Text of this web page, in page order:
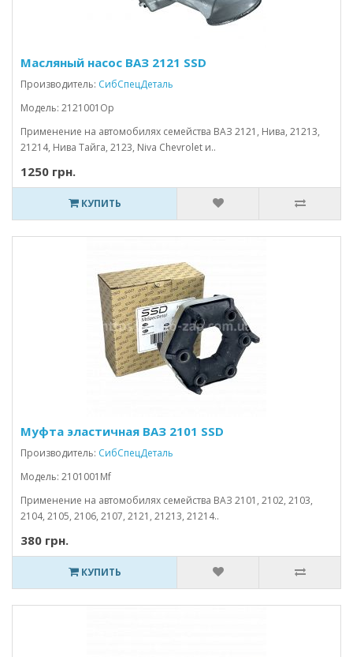
Масляный насос ВАЗ 2121 SSD
Производитель: СибСпецДеталь
Модель: 2121001Op
Применение на автомобилях семейства ВАЗ 2121, Нива, 21213,
21214, Нива Тайга, 2123, Niva Chevrolet и..
1250 грн.
КУПИТЬ
Муфта эластичная ВАЗ 2101 SSD
Производитель: СибСпецДеталь
Модель: 2101001Mf
Применение на автомобилях семейства ВАЗ 2101, 2102, 2103,
2104, 2105, 2106, 2107, 2121, 21213, 21214..
380 грн.
КУПИТЬ